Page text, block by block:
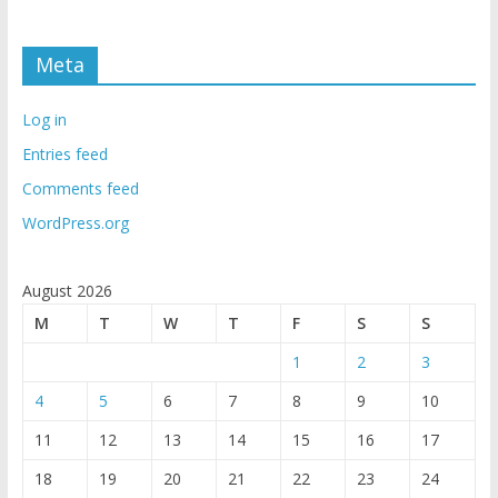
Meta
Log in
Entries feed
Comments feed
WordPress.org
August 2026
M
T W T F S
S
1
2
3
4
5 6 7 8 9
10
11
12 13 14 15 16
17
18
19 20 21 22 23 24